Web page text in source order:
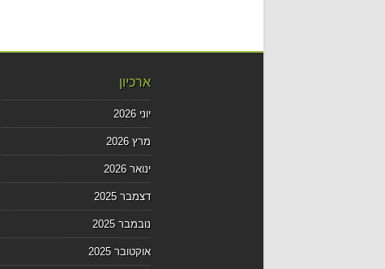
ארכיון
יוני 2026
מרץ 2026
ינואר 2026
דצמבר 2025
נובמבר 2025
אוקטובר 2025